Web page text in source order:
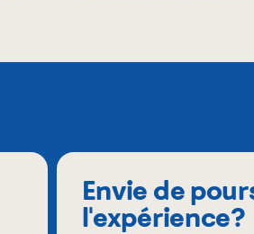
Envie de
l'expérience?